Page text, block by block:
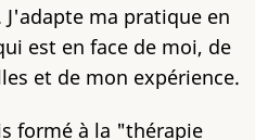
ma pratique en
est en face de moi, de
et de mon expérience.
formé à la "thérapie